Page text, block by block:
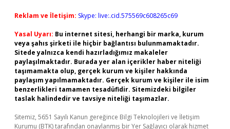
Reklam ve İletişim: Skype: live:.cid.575569c608265c69
Yasal Uyarı: Bu internet sitesi, herhangi bir marka, kurum
veya şahıs şirketi ile hiçbir bağlantısı bulunmamaktadır.
Sitede yalnızca kendi hazırladığımız makaleler
paylaşılmaktadır. Burada yer alan içerikler haber niteliği
taşımamakta olup, gerçek kurum ve kişiler hakkında
paylaşım yapılmamaktadır. Gerçek kurum ve kişiler ile isim
benzerlikleri tamamen tesadüfidir. Sitemizdeki bilgiler
taslak halindedir ve tavsiye niteliği taşımazlar.
Sitemiz, 5651 Sayılı Kanun gereğince Bilgi Teknolojileri ve İletişim
Kurumu (BTK) tarafından onaylanmış bir Yer Sağlayıcı olarak hizmet